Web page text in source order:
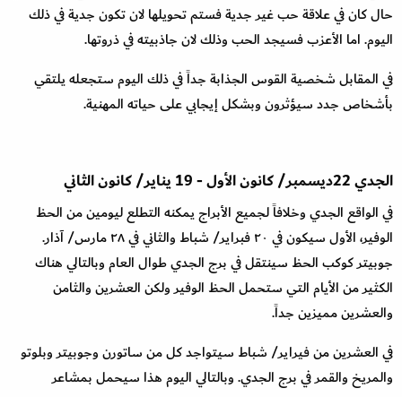
حال كان في علاقة حب غير جدية فستم تحويلها لان تكون جدية في ذلك
اليوم. اما الأعزب فسيجد الحب وذلك لان جاذبيته في ذروتها.
في المقابل شخصية القوس الجذابة جداً في ذلك اليوم ستجعله يلتقي
بأشخاص جدد سيؤثرون وبشكل إيجابي على حياته المهنية.
الجدي22ديسمبر/كانون الأول-
19يناير/كانون الثاني
في الواقع الجدي وخلافاً لجميع الأبراج يمكنه التطلع ليومين من الحظ
الوفير، الأول سيكون في ٢٠ فبراير
/شباط والثاني في ٢٨ مارس /آذار.
جوبيتر كوكب الحظ سينتقل في برج الجدي طوال العام وبالتالي هناك
الكثير من الأيام التي ستحمل الحظ الوفير ولكن العشرين والثامن
والعشرين مميزين جداً.
في العشرين من فيراير/شباط سيتواجد كل من ساتورن وجوبيتر وبلوتو
والمريخ والقمر في برج الجدي. وبالتالي اليوم هذا سيحمل بمشاعر